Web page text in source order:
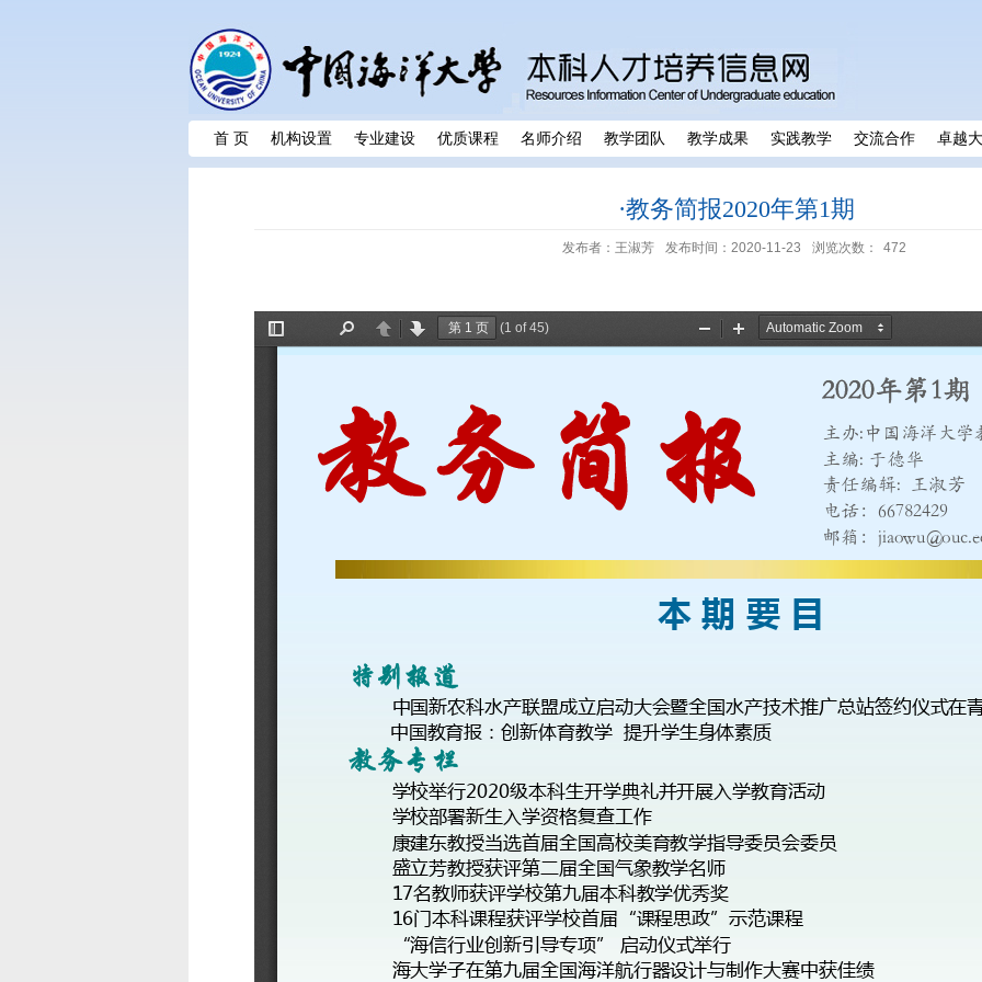
首 页 机构设置 专业建设 优质课程 名师介绍 教学团队 教学成果 实践教学 交流合作 卓越
·教务简报2020年第1期
发布者：王淑芳 发布时间：2020-11-23 浏览次数： 472